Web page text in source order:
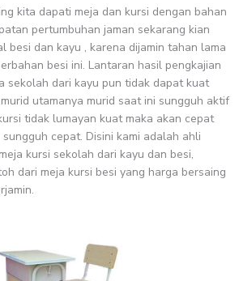
kita dapati meja dan kursi dengan bahan
pertumbuhan jaman sekarang kian
besi dan kayu , karena dijamin tahan lama
besi ini. Lantaran hasil pengkajian
sekolah dari kayu pun tidak dapat kuat
utamanya murid saat ini sungguh aktif
tidak lumayan kuat maka akan cepat
cepat. Disini kami adalah ahli
kursi sekolah dari kayu dan besi,
dari meja kursi besi yang harga bersaing